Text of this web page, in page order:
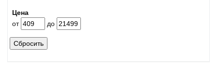
Цена
от
до
Сбросить